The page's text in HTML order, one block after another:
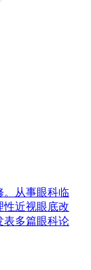
。从事眼科临
性近视眼底改
表多篇眼科论